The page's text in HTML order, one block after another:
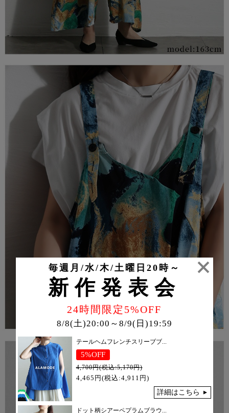
毎週月/水/木/土曜日20時～
新作発表会
24時間限定5%OFF
8/8(土)20:00～8/9(日)19:59
テールヘムフレンチスリーブブ...
5%OFF
4,700円(税込:5,170円)
4,465円(税込:4,911円)
詳細はこちら
ドット柄シアーペプラムブラウ...